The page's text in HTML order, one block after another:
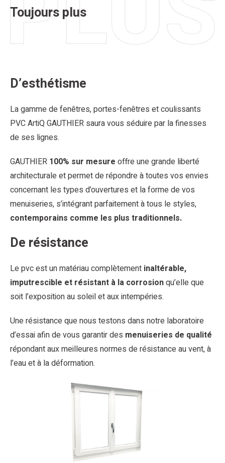
Toujours plus
D’esthétisme
La gamme de fenêtres, portes-fenêtres et coulissants
PVC ArtiQ GAUTHIER saura vous séduire par la finesses
de ses lignes.
GAUTHIER 100% sur mesure offre une grande liberté
architecturale et permet de répondre à toutes vos envies
concernant les types d’ouvertures et la forme de vos
menuiseries, s’intégrant parfaitement à tous le styles,
contemporains comme les plus traditionnels.
De résistance
Le pvc est un matériau complètement inaltérable,
imputrescible et résistant à la corrosionqu’elle que
soit l’exposition au soleil et aux intempéries.
Une résistance que nous testons dans notre laboratoire
d’essai afin de vous garantir des menuiseries de qualité
répondant aux meilleures normes de résistance au vent, à
l’eau et à la déformation.